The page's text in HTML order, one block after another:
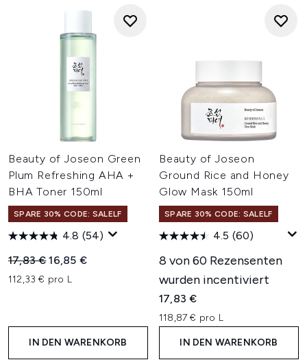
Beauty of Joseon Green
Plum Refreshing AHA +
BHA Toner 150ml
SPARE 30% CODE: SALELF
4.8 (54)
Unverbindliche Preisempfehlung:
17,83 €Aktueller Preis:
16,85 €
112,33 € pro L
IN DEN WARENKORB
Beauty of Joseon
Ground Rice and Honey
Glow Mask 150ml
SPARE 30% CODE: SALELF
4.5 (60)
8 von 60 Rezensenten
wurden incentiviert
17,83 €
118,87 € pro L
IN DEN WARENKORB